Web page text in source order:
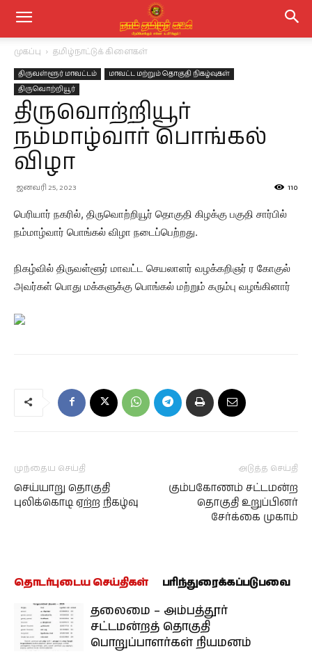
முகப்பு தமிழ்நாட்டுக் கிளைகள்
திருவள்ளூர் மாவட்டம்
மாவட்ட மற்றும் தொகுதி நிகழ்வுகள்
திருவொற்றியூர்
திருவொற்றியூர்
நம்மாழ்வார் பொங்கல்
விழா
ஜனவரி 25, 2023 110
பெரியார் நகரில், திருவொற்றியூர் தொகுதி கிழக்கு பகுதி சார்பில்
நம்மாழ்வார் பொங்கல் விழா நடைப்பெற்றது.
நிகழ்வில் திருவள்ளூர் மாவட்ட செயலாளர் வழக்கறிஞர் ர கோகுல்
அவர்கள் பொது மக்களுக்கு பொங்கல் மற்றும் கரும்பு வழங்கினார்
முந்தைய செய்தி
செய்யாறு தொகுதி
புலிக்கொடி ஏற்ற நிகழ்வு
அடுத்த செய்தி
கும்பகோணம் சட்டமன்ற
தொகுதி உறுப்பினர்
சேர்க்கை முகாம்
தொடர்புடைய செய்திகள் பரிந்துரைக்கப்படுபவை
தலைமை – அம்பத்தூர்
சட்டமன்றத் தொகுதி
பொறுப்பாளர்கள் நியமனம்